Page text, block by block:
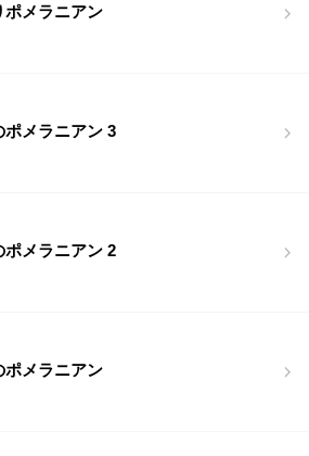
ポメラニアン
ポメラニアン 3
ポメラニアン 2
ポメラニアン